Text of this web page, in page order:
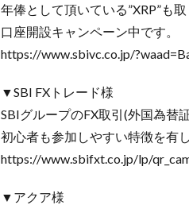
年俸として頂いている”XRP”も取
口座開設キャンペーン中です。
https://www.sbivc.co.jp/
▼SBI FXトレード様
SBIグループのFX取引(外国為替
初心者も参加しやすい特徴を有
https://www.sbifxt.co.jp/lp/
▼アクア様